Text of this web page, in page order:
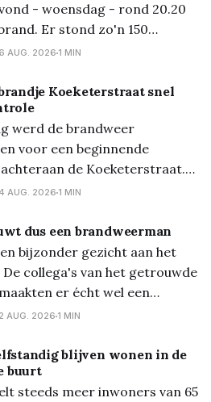
- woensdag - rond 20.20
Er stond zo'n 150
in brand. De brandweer
bekend... En de dag
ontstond er een
aan
6 AUG. 2026 1 MIN
Koeketerstraat snel
werd de brandweer
voor een beginnende
de Koeketerstraat.
was zeer snel ter plaatse
4 AUG. 2026 1 MIN
dus een brandweerman
bijzonder gezicht aan het
De collega's van het getrouwde
er écht wel een
van, getuige de foto's...
2 AUG. 2026 1 MIN
blijven wonen in de
buurt
steeds meer inwoners van 65